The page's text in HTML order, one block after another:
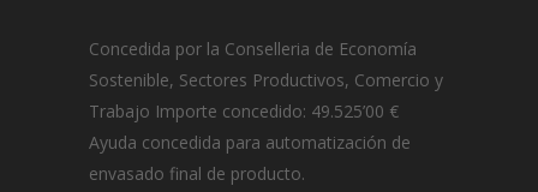
Concedida por la Conselleria de Economía
Sostenible, Sectores Productivos, Comercio y
Trabajo Importe concedido: 49.525’00 €
Ayuda concedida para automatización de
envasado final de producto.